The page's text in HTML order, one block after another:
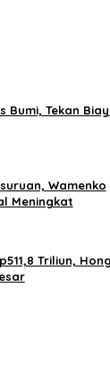
Bumi, Tekan
Wamenko
Meningkat
Triliun,